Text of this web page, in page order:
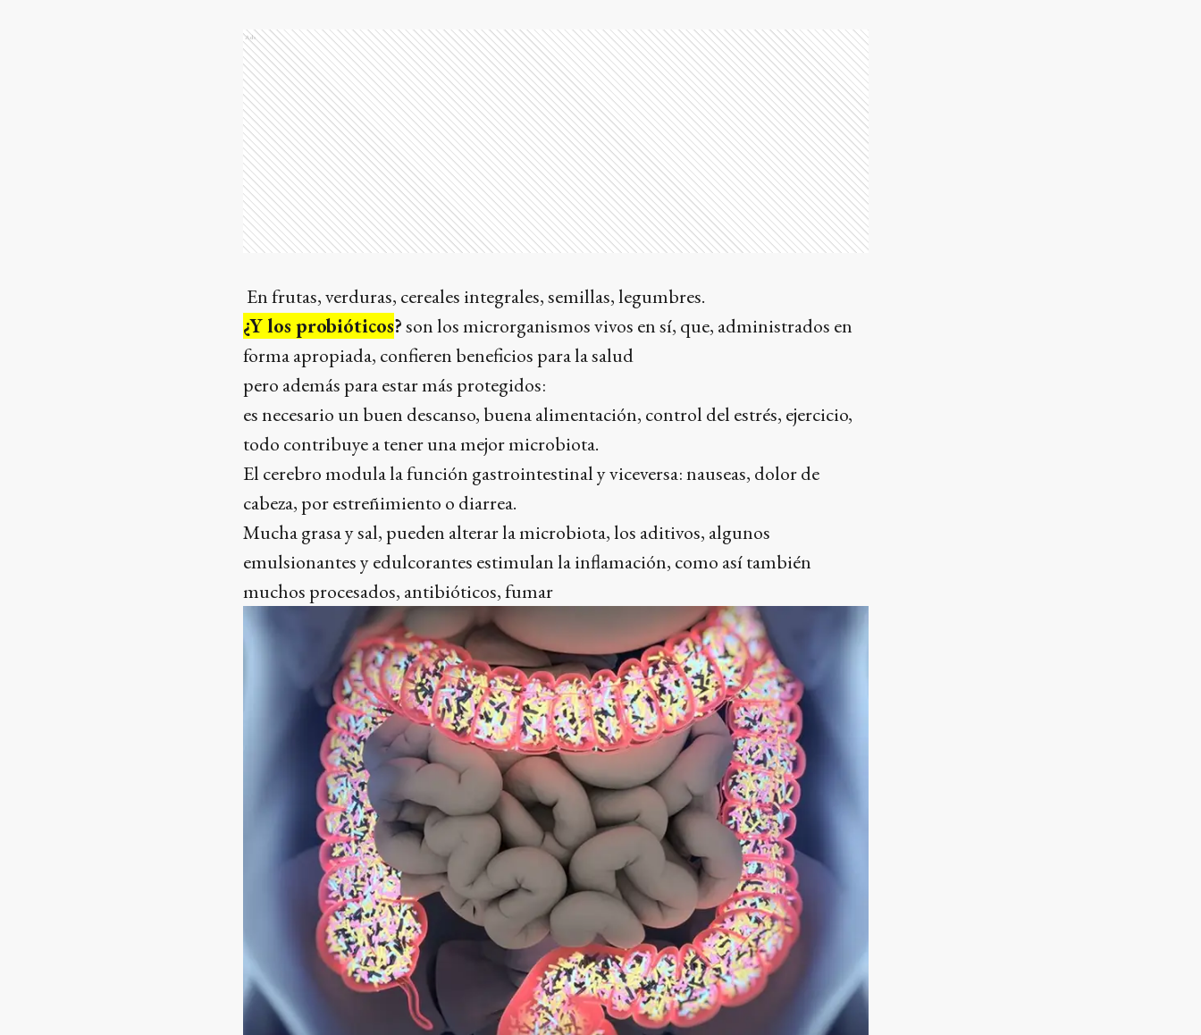
Ads
En frutas, verduras, cereales integrales, semillas, legumbres.
¿Y los probióticos?son los microrganismos vivos en sí, que, administrados en
forma apropiada, confieren beneficios para la salud
pero además para estar más protegidos:
es necesario un buen descanso, buena alimentación, control del estrés, ejercicio,
todo contribuye a tener una mejor microbiota.
El cerebro modula la función gastrointestinal y viceversa: nauseas, dolor de
cabeza, por estreñimiento o diarrea.
Mucha grasa y sal, pueden alterar la microbiota, los aditivos, algunos
emulsionantes y edulcorantes estimulan la inflamación, como así también
muchos procesados, antibióticos, fumar